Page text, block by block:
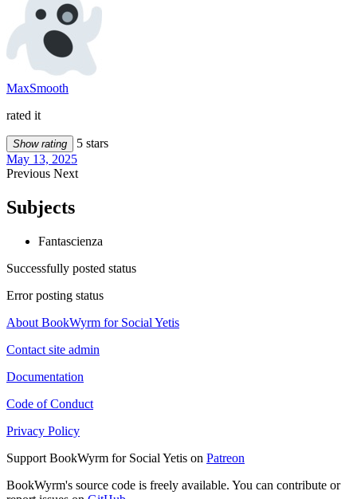
MaxSmooth
rated it
Show rating
5 stars
May 13, 2025
Previous Next
Subjects
Fantascienza
Successfully posted status
Error posting status
About BookWyrm for Social Yetis
Contact site admin
Documentation
Code of Conduct
Privacy Policy
Support BookWyrm for Social Yetis on Patreon
BookWyrm's source code is freely available. You can contribute or